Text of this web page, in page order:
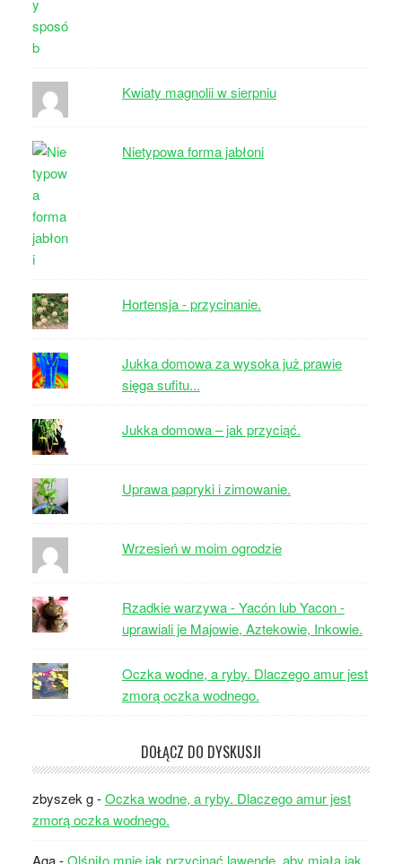
Kwiaty magnolii w sierpniu
Nietypowa forma jabłoni
Hortensja - przycinanie.
Jukka domowa za wysoka już prawie
sięga sufitu...
Jukka domowa – jak przyciąć.
Uprawa papryki i zimowanie.
Wrzesień w moim ogrodzie
Rzadkie warzywa - Yacón lub Yacon -
uprawiali je Majowie, Aztekowie, Inkowie.
Oczka wodne, a ryby. Dlaczego amur jest
zmorą oczka wodnego.
DOŁĄCZ DO DYSKUSJI
zbyszek g-Oczka wodne, a ryby. Dlaczego amur jest
zmorą oczka wodnego.